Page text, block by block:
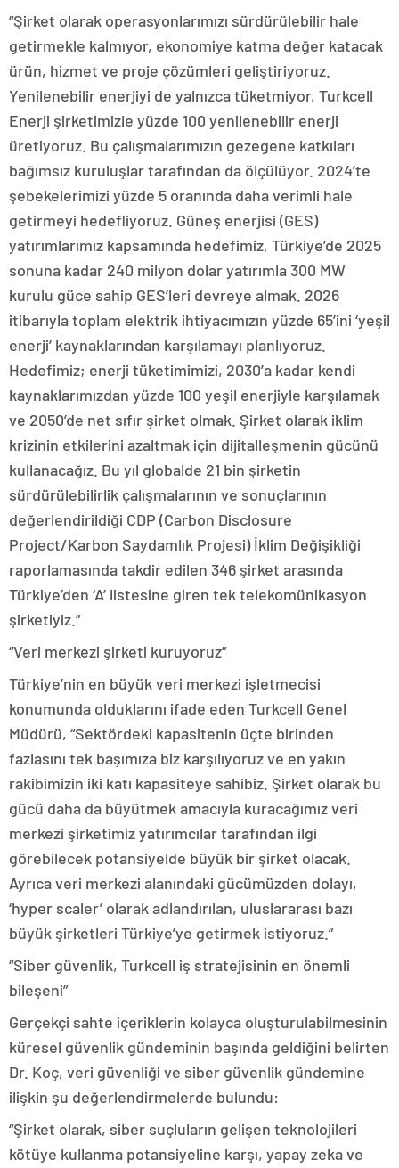
“Şirket olarak operasyonlarımızı sürdürülebilir hale
getirmekle kalmıyor, ekonomiye katma değer katacak
ürün, hizmet ve proje çözümleri geliştiriyoruz.
Yenilenebilir enerjiyi de yalnızca tüketmiyor, Turkcell
Enerji şirketimizle yüzde 100 yenilenebilir enerji
üretiyoruz. Bu çalışmalarımızın gezegene katkıları
bağımsız kuruluşlar tarafından da ölçülüyor. 2024’te
şebekelerimizi yüzde 5 oranında daha verimli hale
getirmeyi hedefliyoruz. Güneş enerjisi (GES)
yatırımlarımız kapsamında hedefimiz, Türkiye’de 2025
sonuna kadar 240 milyon dolar yatırımla 300 MW
kurulu güce sahip GES’leri devreye almak. 2026
itibarıyla toplam elektrik ihtiyacımızın yüzde 65’ini ‘yeşil
enerji’ kaynaklarından karşılamayı planlıyoruz.
Hedefimiz; enerji tüketimimizi, 2030’a kadar kendi
kaynaklarımızdan yüzde 100 yeşil enerjiyle karşılamak
ve 2050’de net sıfır şirket olmak. Şirket olarak iklim
krizinin etkilerini azaltmak için dijitalleşmenin gücünü
kullanacağız. Bu yıl globalde 21 bin şirketin
sürdürülebilirlik çalışmalarının ve sonuçlarının
değerlendirildiği CDP (Carbon Disclosure
Project/Karbon Saydamlık Projesi) İklim Değişikliği
raporlamasında takdir edilen 346 şirket arasında
Türkiye’den ‘A’ listesine giren tek telekomünikasyon
şirketiyiz.”
“Veri merkezi şirketi kuruyoruz”
Türkiye’nin en büyük veri merkezi işletmecisi
konumunda olduklarını ifade eden Turkcell Genel
Müdürü, “Sektördeki kapasitenin üçte birinden
fazlasını tek başımıza biz karşılıyoruz ve en yakın
rakibimizin iki katı kapasiteye sahibiz. Şirket olarak bu
gücü daha da büyütmek amacıyla kuracağımız veri
merkezi şirketimiz yatırımcılar tarafından ilgi
görebilecek potansiyelde büyük bir şirket olacak.
Ayrıca veri merkezi alanındaki gücümüzden dolayı,
‘hyper scaler’ olarak adlandırılan, uluslararası bazı
büyük şirketleri Türkiye’ye getirmek istiyoruz.”
“Siber güvenlik, Turkcell iş stratejisinin en önemli
bileşeni”
Gerçekçi sahte içeriklerin kolayca oluşturulabilmesinin
küresel güvenlik gündeminin başında geldiğini belirten
Dr. Koç, veri güvenliği ve siber güvenlik gündemine
ilişkin şu değerlendirmelerde bulundu:
“Şirket olarak, siber suçluların gelişen teknolojileri
kötüye kullanma potansiyeline karşı, yapay zeka ve